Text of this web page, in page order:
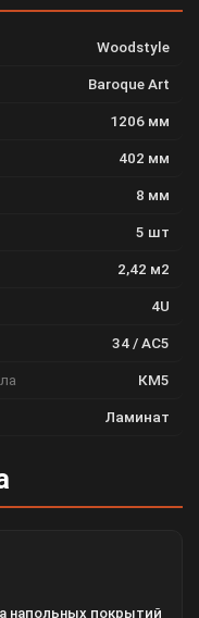
Woodstyle
Baroque Art
1206 мм
402 мм
8 мм
5 шт
2,42 м2
4U
34 / АС5
КМ5
Ламинат
напольных покрытий